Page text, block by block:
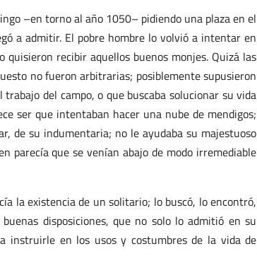
–en torno al año 1050– pidiendo una plaza en el
a admitir. El pobre hombre lo volvió a intentar en
recibir aquellos buenos monjes. Quizá las
no fueron arbitrarias; posiblemente supusieron
del campo, o que buscaba solucionar su vida
ser que intentaban hacer una nube de mendigos;
de su indumentaria; no le ayudaba su majestuoso
parecía que se venían abajo de modo irremediable
la existencia de un solitario; lo buscó, lo encontró,
disposiciones, que no solo lo admitió en su
instruirle en los usos y costumbres de la vida de